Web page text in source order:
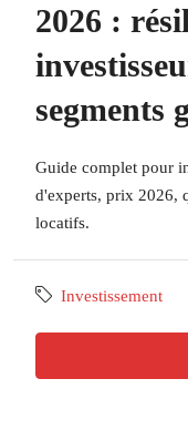
2026 :
segments
Guide complet pour
d'experts, prix 2026,
locatifs.
Investissement